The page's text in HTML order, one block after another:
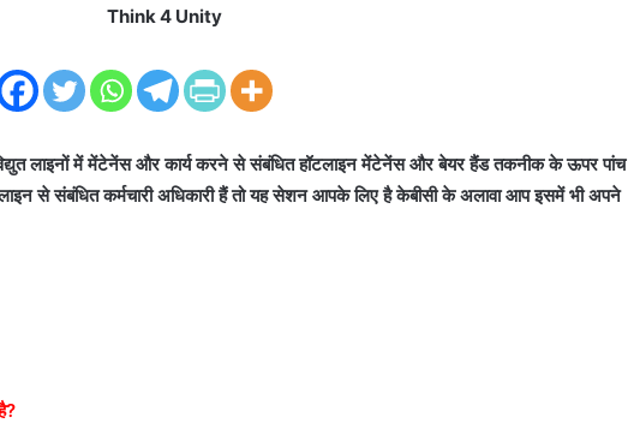
n
e
a
i
Think 4 Unity
लाइनों में मेंटेनेंस और कार्य करने से संबंधित हॉटलाइन मेंटेनेंस और बेयर हैंड तकनीक के ऊपर पांच
से संबंधित कर्मचारी अधिकारी हैं तो यह सेशन आपके लिए है केबीसी के अलावा आप इसमें भी अपने